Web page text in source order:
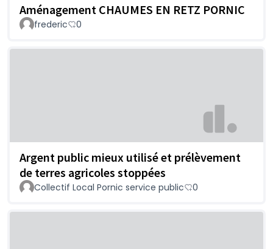
Aménagement CHAUMES EN RETZ PORNIC
frederic 0
Argent public mieux utilisé et prélèvement
de terres agricoles stoppées
Collectif Local Pornic service public 0